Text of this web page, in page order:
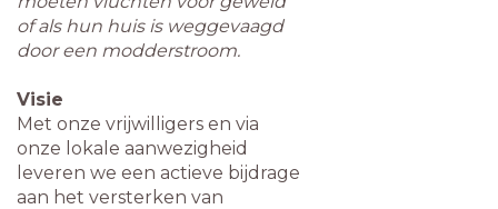
of als hun huis is weggevaagd
door een modderstroom.
Visie
Met onze vrijwilligers en via
onze lokale aanwezigheid
leveren we een actieve bijdrage
aan het versterken van